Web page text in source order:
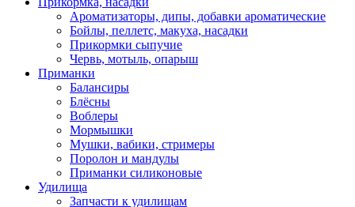
Ароматизаторы, дипы, добавки ароматические
Бойлы, пеллетс, макуха, насадки
Прикормки сыпучие
Червь, мотыль, опарыш
Приманки
Балансиры
Блёсны
Воблеры
Мормышки
Мушки, вабики, стримеры
Поролон и мандулы
Приманки силиконовые
Удилища
Запчасти к удилищам